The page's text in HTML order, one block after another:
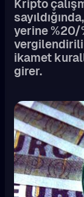
Kripto
yerine
ikamet
girer.